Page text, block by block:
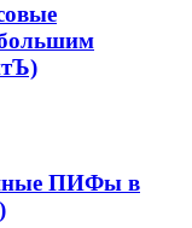
ПИФы в